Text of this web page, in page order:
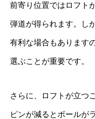
前寄り位置ではロフト
弾道が得られます。し
有利な場合もあります
選ぶことが重要です。
さらに、ロフトが立つ
ピンが減るとボールが